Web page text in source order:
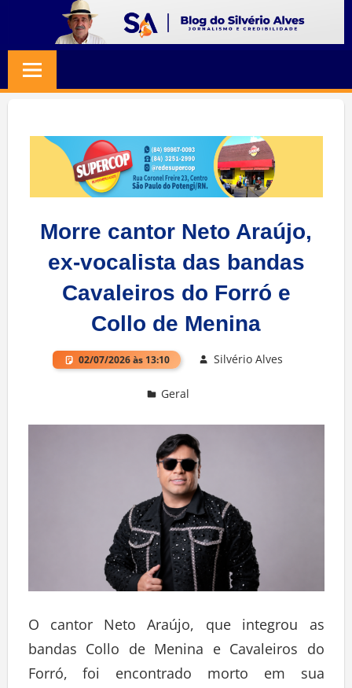
content
SILVERIO
ALVES
Jornalismo
Credibilidade
Morre cantor Neto Araújo,
ex-vocalista das bandas
Cavaleiros do Forró e
Collo de Menina
02/07/2026 às 13:10 Silvério Alves
Geral
O cantor Neto Araújo, que integrou as
bandas Collo de Menina e Cavaleiros do
Forró, foi encontrado morto em sua